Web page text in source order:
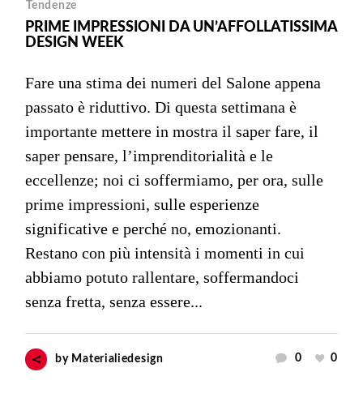
Tendenze
PRIME IMPRESSIONI DA UN’AFFOLLATISSIMA
DESIGN WEEK
Fare una stima dei numeri del Salone appena
passato è riduttivo. Di questa settimana è
importante mettere in mostra il saper fare, il
saper pensare, l’imprenditorialità e le
eccellenze; noi ci soffermiamo, per ora, sulle
prime impressioni, sulle esperienze
significative e perché no, emozionanti.
Restano con più intensità i momenti in cui
abbiamo potuto rallentare, soffermandoci
senza fretta, senza essere...
by Materialiedesign 0 0